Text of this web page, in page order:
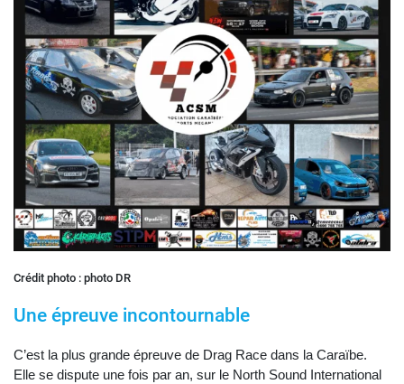
Crédit photo : photo DR
Une épreuve incontournable
C’est la plus grande épreuve de Drag Race dans la Caraïbe.
Elle se dispute une fois par an, sur le North Sound International